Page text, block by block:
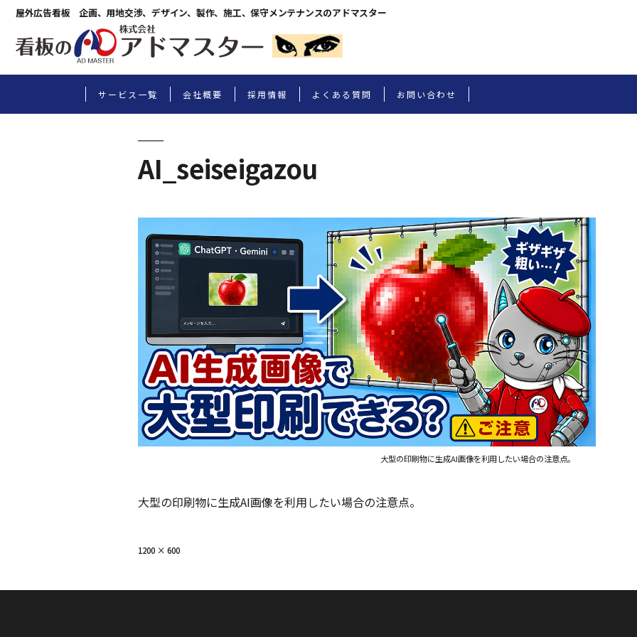
屋外広告看板 企画、用地交渉、デザイン、製作、施工、保守メンテナンスのアドマスター
サービス一覧 会社概要 採用情報 よくある質問 お問い合わせ
AI_seiseigazou
大型の印刷物に生成AI画像を利用したい場合の注意点。
大型の印刷物に生成AI画像を利用したい場合の注意点。
フ
1200 × 600